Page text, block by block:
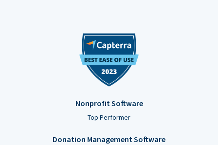
Nonprofit Software
Top Performer
Donation Management Software